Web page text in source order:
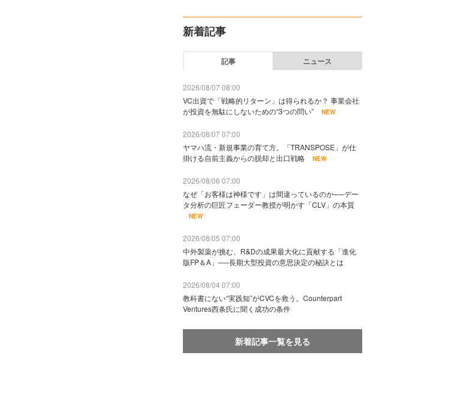
新着記事
記事 ニュース
2026/08/07 08:00
VC出資で「戦略的リターン」は得られるか？ 事業会社
が投資を無駄にしないための“3つの問い”
NEW
2026/08/07 07:00
ヤマハ流・新規事業の育て方。「TRANSPOSE」が仕
掛ける自前主義からの脱却と出口戦略
NEW
2026/08/06 07:00
なぜ「お客様は神様です」は間違っているのか──デー
タ分析の巨匠フェーダー教授が明かす「CLV」の本質
NEW
2026/08/05 07:00
中外製薬が挑む、R&Dの成果最大化に貢献する「進化
版FP＆A」──長期大型投資の意思決定の秘訣とは
2026/08/04 07:00
教科書にない“実践知”がCVCを救う。Counterpart
Ventures西条氏に聞く成功の条件
新着記事一覧を見る